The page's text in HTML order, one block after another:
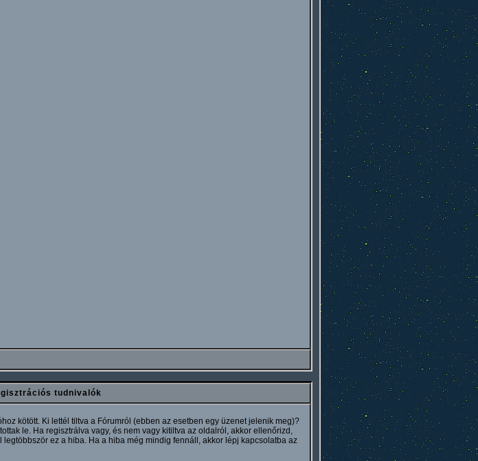
tudnivalók
kötött. Ki lettél tiltva a Fórumról (ebben az esetben egy üzenet jelenik meg)?
le. Ha regisztrálva vagy, és nem vagy kitiltva az oldalról, akkor ellenőrizd,
ez a hiba. Ha a hiba még mindig fennáll, akkor lépj kapcsolatba az